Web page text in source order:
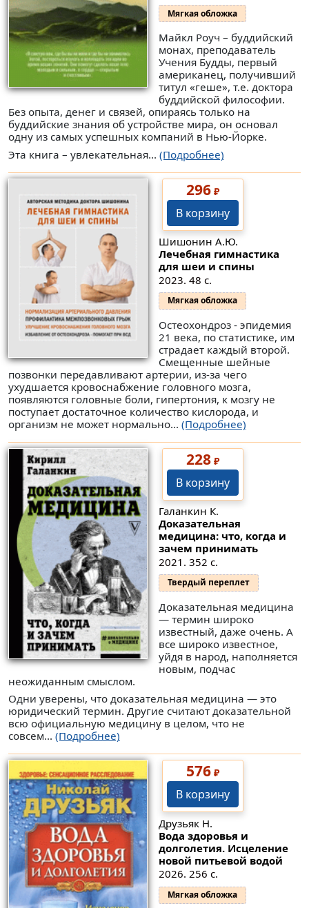
Мягкая обложка
Майкл Роуч – буддийский
монах, преподаватель
Учения Будды, первый
американец, получивший
титул «геше», т.е. доктора
буддийской философии.
Без опыта, денег и связей, опираясь только на
буддийские знания об устройстве мира, он основал
одну из самых успешных компаний в Нью-Йорке.
Эта книга – увлекательная... (Подробнее)
296₽
В корзину
Шишонин А.Ю.
Лечебная гимнастика
для шеи и спины
2023. 48 с.
Мягкая обложка
Остеохондроз - эпидемия
21 века, по статистике, им
страдает каждый второй.
Смещенные шейные
позвонки передавливают артерии, из-за чего
ухудшается кровоснабжение головного мозга,
появляются головные боли, гипертония, к мозгу не
поступает достаточное количество кислорода, и
организм не может нормально... (Подробнее)
228₽
В корзину
Галанкин К.
Доказательная
медицина: что, когда и
зачем принимать
2021. 352 с.
Твердый переплет
Доказательная медицина
— термин широко
известный, даже очень. А
все широко известное,
уйдя в народ, наполняется
новым, подчас
неожиданным смыслом.
Одни уверены, что доказательная медицина — это
юридический термин. Другие считают доказательной
всю официальную медицину в целом, что не
совсем... (Подробнее)
576₽
В корзину
Друзьяк Н.
Вода здоровья и
долголетия. Исцеление
новой питьевой водой
2026. 256 с.
Мягкая обложка